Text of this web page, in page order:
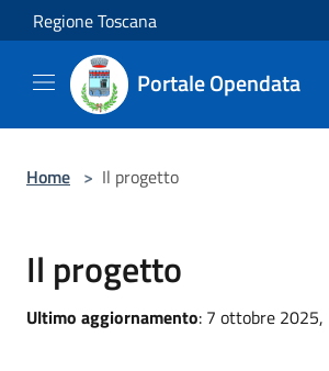
Salta al contenuto principale
Regione Toscana
Portale Opendata
Home > Il progetto
Il progetto
Ultimo aggiornamento: 7 ottobre 2025,